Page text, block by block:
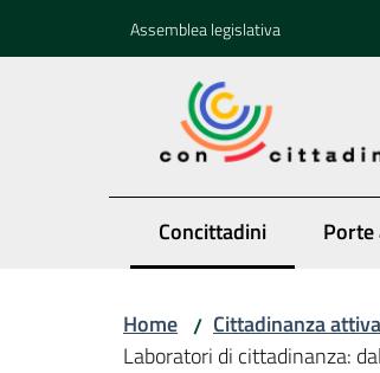
Assemblea legislativa
Concittadini
Menu selezionato Porte
Home / Cittadinanza
Laboratori di cittadinanza: